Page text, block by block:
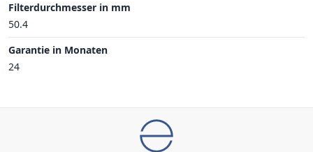
Filterdurchmesser in mm
50.4
Garantie in Monaten
24